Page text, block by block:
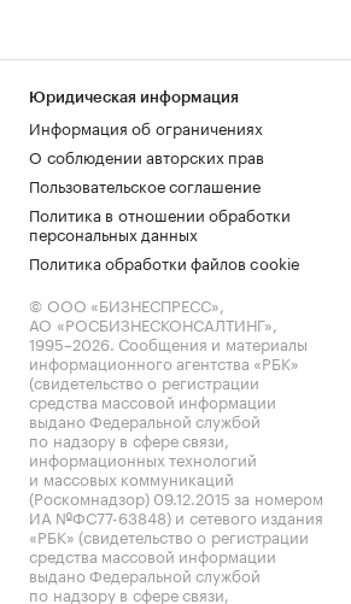
Юридическая информация
Информация об ограничениях
О соблюдении авторских прав
Пользовательское соглашение
Политика в отношении обработки
персональных данных
Политика обработки файлов cookie
© ООО «БИЗНЕСПРЕСС»,
АО «РОСБИЗНЕСКОНСАЛТИНГ»,
1995–2026. Сообщения и материалы
информационного агентства «РБК»
(свидетельство о регистрации
средства массовой информации
выдано Федеральной службой
по надзору в сфере связи,
информационных технологий
и массовых коммуникаций
(Роскомнадзор) 09.12.2015 за номером
ИА №ФС77-63848) и сетевого издания
«РБК» (свидетельство о регистрации
средства массовой информации
выдано Федеральной службой
по надзору в сфере связи,